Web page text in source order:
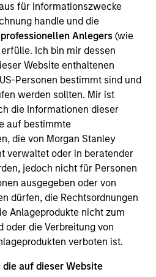
für Informationszwecke
handle und die
professionellen Anlegers(wie
erfülle. Ich bin mir dessen
Website enthaltenen
Personen bestimmt sind und
werden sollten. Mir ist
die Informationen dieser
auf bestimmte
die von Morgan Stanley
verwaltet oder in beratender
jedoch nicht für Personen
ausgegeben oder von
dürfen, die Rechtsordnungen
Anlageprodukte nicht zum
oder die Verbreitung von
verboten ist.
auf dieser Website
über die Teilfonds
Funds, einer in Luxemburg
d’Investissement à Capital
die im Großherzogtum
für gemeinsame Anlagen
vom 17. Dezember 2010 in
registriert ist. Die Gesellschaft
Anlagen in
Teilfonds sollten erst gestellt
Verkaufsprospekt, das Key
oder das Key Investor
der Jahres- und
oder andere
online unter
im/msinvf/index.html
beim Geschäftssitz von
Funds, European Bank and
B 29 192, erhältlich.